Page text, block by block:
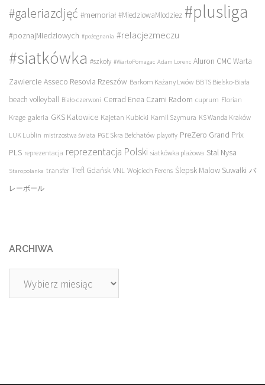
#galeriazdjęć #memoriał #MiedziowaMlodziez #plusliga
#poznajMiedziowych #pożegnania #relacjezmeczu
#siatkówka #szkoły #WartoPomagac Adam Lorenc Aluron CMC Warta
Zawiercie Asseco Resovia Rzeszów Barkom Każany Lwów BBTS Bielsko-Biała
beach volleyball Biało-czerwoni Cerrad Enea Czarni Radom cuprum Florian
Krage galeria GKS Katowice Kajetan Kubicki Kamil Szymura KS Wanda Kraków
LUK Lublin mistrzostwa świata PGE Skra Bełchatów playoffy PreZero Grand Prix
PLS reprezentacja reprezentacja Polski siatkówka plażowa Stal Nysa
Staropolanka transfer Trefl Gdańsk VNL Wojciech Ferens Ślepsk Malow Suwałki バ
レーボール
ARCHIWA
Archiwa